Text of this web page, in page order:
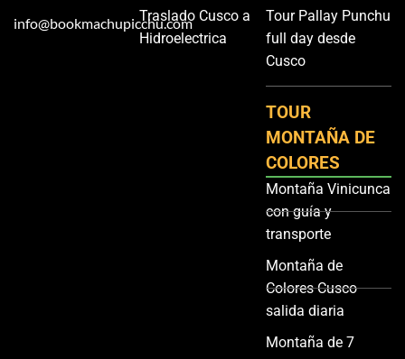
info@bookmachupicchu.comTraslado Cusco a
Hidroelectrica
Tour Pallay Punchu
full day desde
Cusco
TOUR
MONTAÑA DE
COLORES
Montaña Vinicunca
con guía y
transporte
Montaña de
Colores Cusco
salida diaria
Montaña de 7